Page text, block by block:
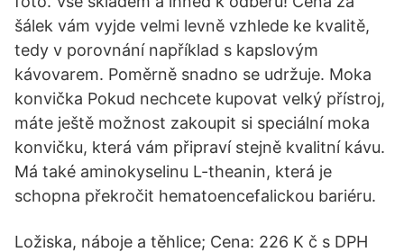
šálek vám vyjde velmi levně vzhlede ke kvalitě,
tedy v porovnání například s kapslovým
kávovarem. Poměrně snadno se udržuje. Moka
konvička Pokud nechcete kupovat velký přístroj,
máte ještě možnost zakoupit si speciální moka
konvičku, která vám připraví stejně kvalitní kávu.
Má také aminokyselinu L-theanin, která je
schopna překročit hematoencefalickou bariéru.
Ložiska, náboje a těhlice; Cena: 226 K č s DPH